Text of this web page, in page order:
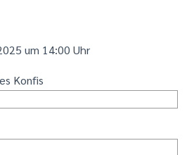
um 14:00 Uhr
Konfis